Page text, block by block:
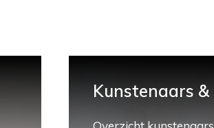
Kunstenaars